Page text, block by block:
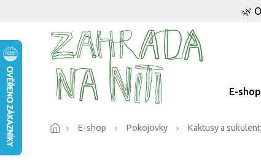
🌿
E-shop
E-shop Pokojovky Kaktusy a